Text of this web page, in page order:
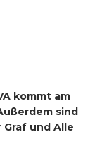
kommt am
sind
Graf und Alle